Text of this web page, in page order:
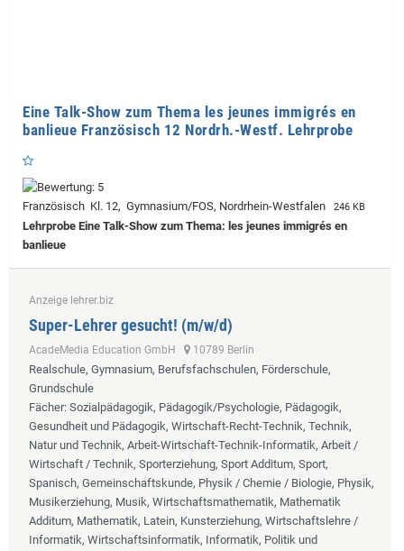
Eine Talk-Show zum Thema les jeunes immigrés en
banlieue Französisch 12 Nordrh.-Westf. Lehrprobe
Französisch Kl. 12, Gymnasium/FOS, Nordrhein-Westfalen 246 KB
Lehrprobe Eine Talk-Show zum Thema: les jeunes immigrés en
banlieue
Anzeige lehrer.biz
Super-Lehrer gesucht! (m/w/d)
AcadeMedia Education GmbH 10789 Berlin
Realschule, Gymnasium, Berufsfachschulen, Förderschule,
Grundschule
Fächer: Sozialpädagogik, Pädagogik/Psychologie, Pädagogik,
Gesundheit und Pädagogik, Wirtschaft-Recht-Technik, Technik,
Natur und Technik, Arbeit-Wirtschaft-Technik-Informatik, Arbeit /
Wirtschaft / Technik, Sporterziehung, Sport Additum, Sport,
Spanisch, Gemeinschaftskunde, Physik / Chemie / Biologie, Physik,
Musikerziehung, Musik, Wirtschaftsmathematik, Mathematik
Additum, Mathematik, Latein, Kunsterziehung, Wirtschaftslehre /
Informatik, Wirtschaftsinformatik, Informatik, Politik und